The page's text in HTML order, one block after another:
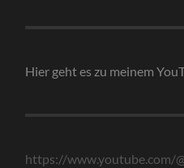
Hier geht es zu meinem
https://www.youtube.com/